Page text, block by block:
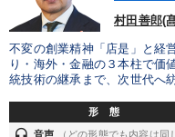
しいただけます
カテゴリー
最新刊・戦略参謀
村田善郎(
不変の創業精神「店是」と経
り・海外・金融の３本柱で価
統技術の継承まで、次世代へ
形 態
音声 （どの形態でも内容は同